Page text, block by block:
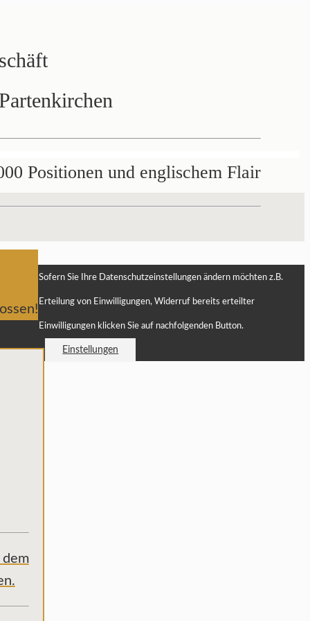
Positionen und englischem Flair
Sofern Sie Ihre Datenschutzeinstellungen ändern möchten z.B.
Erteilung von Einwilligungen, Widerruf bereits erteilter
Einwilligungen klicken Sie auf nachfolgenden Button.
Einstellungen